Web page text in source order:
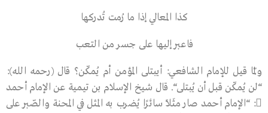
كذا المعالي إذا ما رُمت تُدركها
فاعبر إليها على جسر من التعب
ولمّا قيل للإمام الشافعي: أيبتلى المؤمن أم يُمكّن؟ قال (رحمه الله):
“لن يُمكّن قبل أن يُبتلى“. قال شيخ الإسلام بن تيمية عن الإمام أحمد

:
“الإمام أحمد صار مثَلاً سائرًا يُضرب به المثل في المحنة والصّبر على